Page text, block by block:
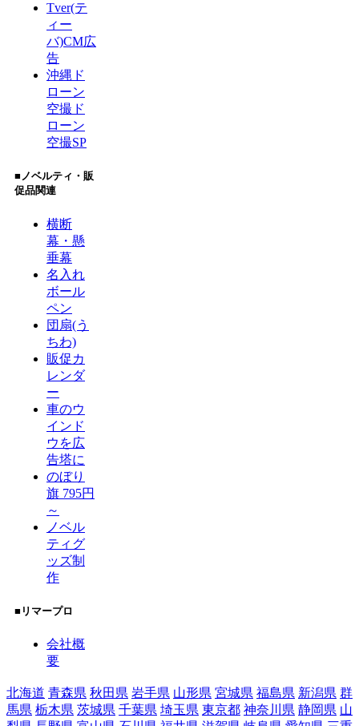
Tver(テ
ィー
バ)CM広
告
沖縄ド
ローン
空撮 ド
ローン
空撮SP
■ノベルティ・販
促品関連
横断
幕・懸
垂幕
名入れ
ボール
ペン
団扇(う
ちわ)
販促カ
レンダ
ー
車のウ
インド
ウを広
告塔に
のぼり
旗 795円
～
ノベル
ティグ
ッズ制
作
■リマープロ
会社概
要
北海道 青森県 秋田県 岩手県 山形県 宮城県 福島県 新潟県 群
馬県 栃木県 茨城県 千葉県 埼玉県 東京都 神奈川県 静岡県 山